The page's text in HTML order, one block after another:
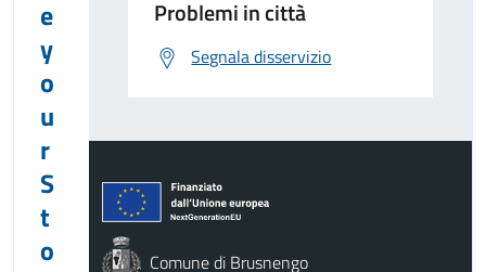
e
y
o
u
r
S
t
o
Problemi in città
Segnala disservizio
Comune di Brusnengo